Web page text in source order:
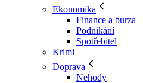
Ekonomika
Finance a burza
Podnikání
Spotřebitel
Krimi
Doprava
Nehody